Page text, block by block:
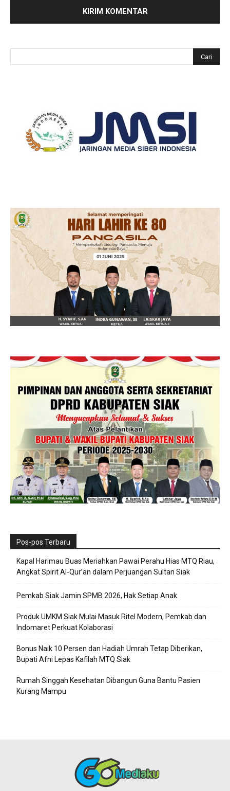
Pos-pos Terbaru
Kapal Harimau Buas Meriahkan Pawai Perahu Hias MTQ Riau,
Angkat Spirit Al-Qur’an dalam Perjuangan Sultan Siak
Pemkab Siak Jamin SPMB 2026, Hak Setiap Anak
Produk UMKM Siak Mulai Masuk Ritel Modern, Pemkab dan
Indomaret Perkuat Kolaborasi
Bonus Naik 10 Persen dan Hadiah Umrah Tetap Diberikan,
Bupati Afni Lepas Kafilah MTQ Siak
Rumah Singgah Kesehatan Dibangun Guna Bantu Pasien
Kurang Mampu